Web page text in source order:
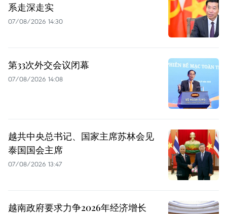
系走深走实
07/08/2026 14:30
第33次外交会议闭幕
07/08/2026 14:08
越共中央总书记、国家主席苏林会见
泰国国会主席
07/08/2026 13:47
越南政府要求力争2026年经济增长